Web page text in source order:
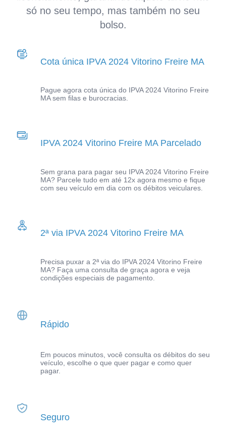
só no seu tempo, mas também no seu
bolso.
Cota única IPVA 2024 Vitorino Freire MA
Pague agora cota única do IPVA 2024 Vitorino Freire
MA sem filas e burocracias.
IPVA 2024 Vitorino Freire MA Parcelado
Sem grana para pagar seu IPVA 2024 Vitorino Freire
MA? Parcele tudo em até 12x agora mesmo e fique
com seu veículo em dia com os débitos veiculares.
2ª via IPVA 2024 Vitorino Freire MA
Precisa puxar a 2ª via do IPVA 2024 Vitorino Freire
MA? Faça uma consulta de graça agora e veja
condições especiais de pagamento.
Rápido
Em poucos minutos, você consulta os débitos do seu
veículo, escolhe o que quer pagar e como quer
pagar.
Seguro